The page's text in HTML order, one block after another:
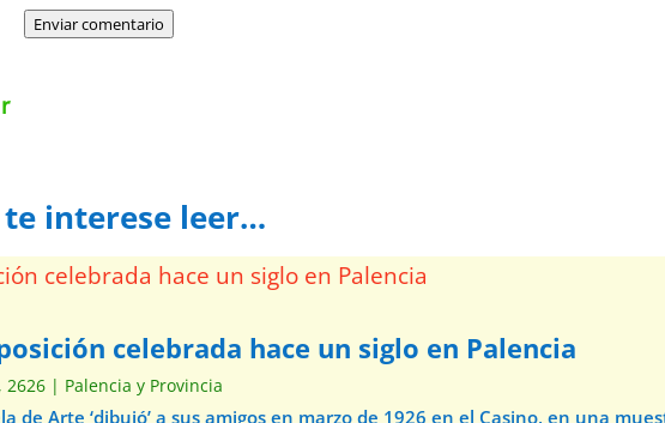
Enviar comentario
interese leer…
celebrada hace un siglo en Palencia
2626 | Palencia y Provincia
de Arte ‘dibujó’ a sus amigos en marzo de 1926 en el Casino, en una